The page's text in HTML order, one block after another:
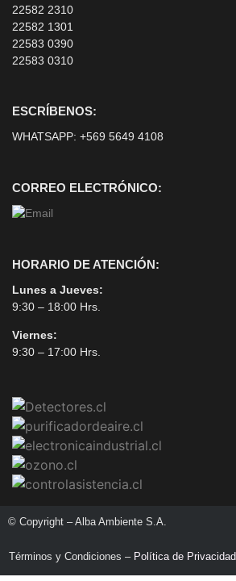
22582 2310
22582 1301
22583 0390
22583 0310
ESCRÍBENOS:
WHATSAPP: +569 5649 4108
CORREO ELECTRÓNICO:
HORARIO DE ATENCIÓN:
Lunes a Jueves:
9:30 – 18:00 Hrs.
Viernes:
9:30 – 17:00 Hrs.
© Copyright – Alba Ambiente S.A.
Términos y Condiciones – Política de Privacidad